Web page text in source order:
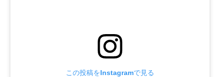
この投稿をInstagramで見る